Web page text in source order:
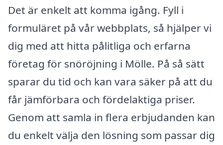
Det är enkelt att komma igång. Fyll i
formuläret på vår webbplats, så hjälper vi
dig med att hitta pålitliga och erfarna
företag för snöröjning i Mölle. På så sätt
sparar du tid och kan vara säker på att du
får jämförbara och fördelaktiga priser.
Genom att samla in flera erbjudanden kan
du enkelt välja den lösning som passar dig